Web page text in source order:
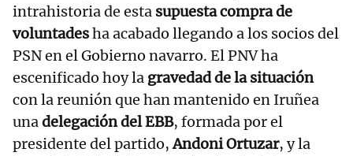
intrahistoria de esta supuesta compra de
voluntadesha acabado llegando a los socios del
PSN en el Gobierno navarro. El PNV ha
escenificado hoy la gravedad de la situación
con la reunión que han mantenido en Iruñea
unadelegación del EBB, formada por el
presidente del partido,Andoni Ortuzar, y la